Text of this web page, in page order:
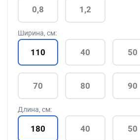
0,8 1,2
Ширина, см:
110 40 50
70 80 90
Длина, см:
180 40 50